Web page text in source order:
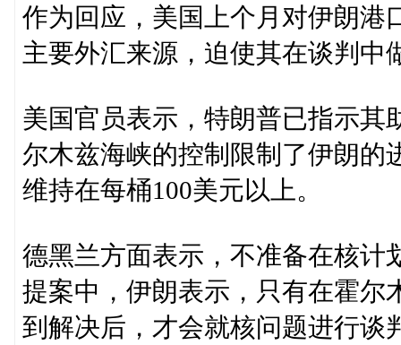
作为回应，美国上个月对伊朗港
主要外汇来源，迫使其在谈判中
美国官员表示，特朗普已指示其
尔木兹海峡的控制限制了伊朗的
维持在每桶100美元以上。
德黑兰方面表示，不准备在核计
提案中，伊朗表示，只有在霍尔
到解决后，才会就核问题进行谈